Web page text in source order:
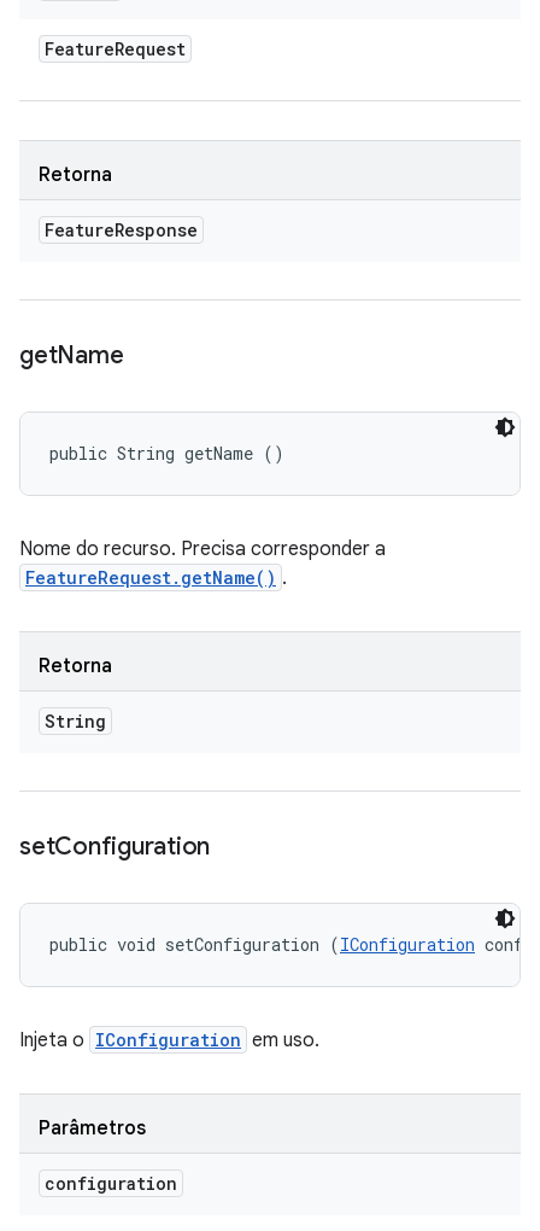
FeatureRequest
Retorna
FeatureResponse
getName
public String getName ()
Nome do recurso. Precisa corresponder a
FeatureRequest.getName() .
Retorna
String
setConfiguration
public void setConfiguration (IConfiguration
Injeta o IConfiguration em uso.
Parâmetros
configuration